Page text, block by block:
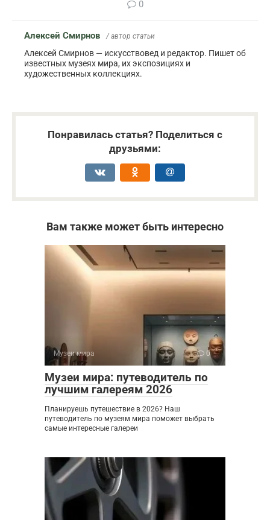
0
Алексей Смирнов / автор статьи
Алексей Смирнов — искусствовед и редактор. Пишет об
известных музеях мира, их экспозициях и
художественных коллекциях.
Понравилась статья? Поделиться с
друзьями:
Вам также может быть интересно
Музеи мира 0
Музеи мира: путеводитель по
лучшим галереям 2026
Планируешь путешествие в 2026? Наш
путеводитель по музеям мира поможет выбрать
самые интересные галереи